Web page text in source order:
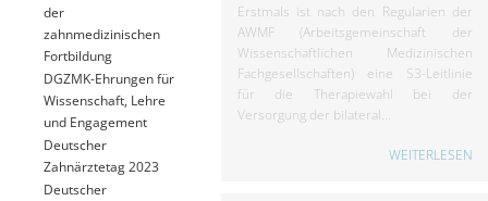
der
zahnmedizinischen
Fortbildung
DGZMK-Ehrungen für
Wissenschaft, Lehre
und Engagement
Deutscher
Zahnärztetag 2023
Deutscher
Erstmals ist nach den Regularien der
AWMF (Arbeitsgemeinschaft der
Wissenschaftlichen Medizinischen
Fachgesellschaften) eine S3-Leitlinie
für die Therapiewahl bei der
Versorgung der bilateral...
WEITERLESEN